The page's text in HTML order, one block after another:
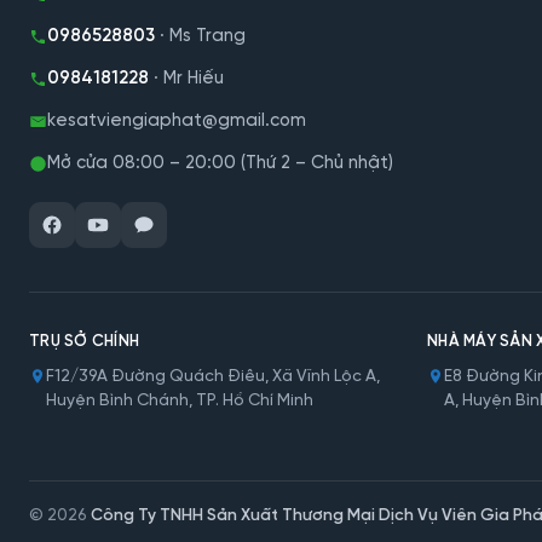
0986528803 · Ms Trang
0984181228 · Mr Hiếu
kesatviengiaphat@gmail.com
Mở cửa 08:00 – 20:00 (Thứ 2 – Chủ nhật)
TRỤ SỞ CHÍNH
F12/39A Đường Quách Điêu, Xã Vĩnh Lộc A,
Huyện Bình Chánh, TP. Hồ Chí Minh
NHÀ MÁY SẢN
E8 Đường
A, Huyện
© 2026 Công Ty TNHH Sản Xuất Thương Mại Dịch Vụ Viên Gia